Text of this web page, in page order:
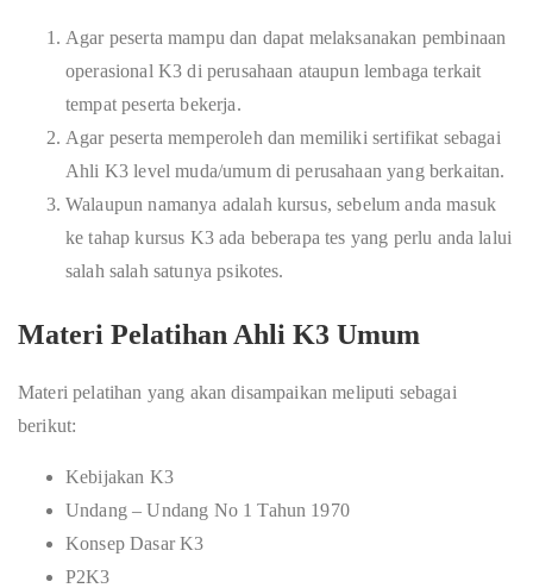
Agar peserta mampu dan dapat melaksanakan pembinaan
operasional K3 di perusahaan ataupun lembaga terkait
tempat peserta bekerja.
Agar peserta memperoleh dan memiliki sertifikat sebagai
Ahli K3 level muda/umum di perusahaan yang berkaitan.
Walaupun namanya adalah kursus, sebelum anda masuk
ke tahap kursus K3 ada beberapa tes yang perlu anda lalui
salah salah satunya psikotes.
Materi Pelatihan Ahli K3 Umum
Materi pelatihan yang akan disampaikan meliputi sebagai
berikut:
Kebijakan K3
Undang – Undang No 1 Tahun 1970
Konsep Dasar K3
P2K3